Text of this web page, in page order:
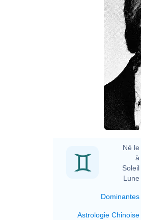
Né le
à
Soleil
Lune
Dominantes
Astrologie Chinoise